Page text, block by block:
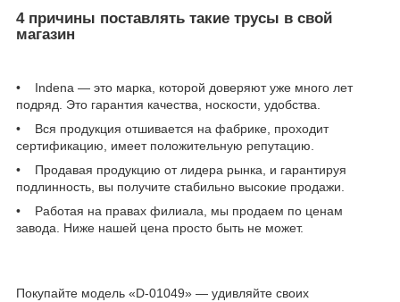
4 причины поставлять такие трусы в свой
магазин
• Indena — это марка, которой доверяют уже много лет
подряд. Это гарантия качества, носкости, удобства.
• Вся продукция отшивается на фабрике, проходит
сертификацию, имеет положительную репутацию.
• Продавая продукцию от лидера рынка, и гарантируя
подлинность, вы получите стабильно высокие продажи.
• Работая на правах филиала, мы продаем по ценам
завода. Ниже нашей цена просто быть не может.
Покупайте модель «D-01049» — удивляйте своих